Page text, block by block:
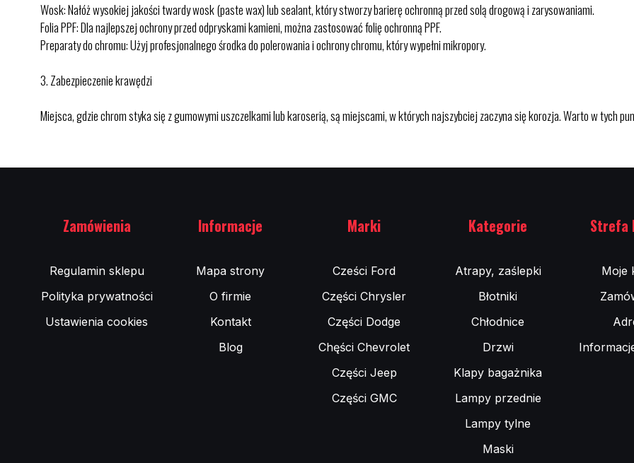
Wosk: Nałóż wysokiej jakości twardy wosk (paste wax) lub sealant, który stworzy barierę ochronną przed solą drogową i zarysowaniami.
Folia PPF: Dla najlepszej ochrony przed odpryskami kamieni, można zastosować folię ochronną PPF.
Preparaty do chromu: Użyj profesjonalnego środka do polerowania i ochrony chromu, który wypełni mikropory.
3.⁠ ⁠Zabezpieczenie krawędzi
Miejsca, gdzie chrom styka się z gumowymi uszczelkami lub karoserią, są miejscami, w których najszybciej zaczyna się korozja. Warto w tych
Zamówienia
Regulamin sklepu
Polityka prywatności
Ustawienia cookies
Informacje
Mapa strony
O firmie
Kontakt
Blog
Marki
Cześci Ford
Części Chrysler
Części Dodge
Chęści Chevrolet
Części Jeep
Części GMC
Kategorie
Atrapy, zaślepki
Błotniki
Chłodnice
Drzwi
Klapy bagażnika
Lampy przednie
Lampy tylne
Maski
Strefa
Moje